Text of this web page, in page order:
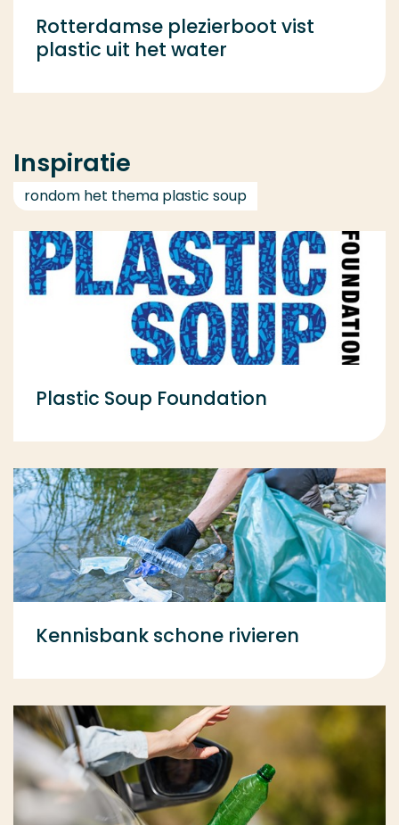
Rotterdamse plezierboot vist
plastic uit het water
Inspiratie
rondom het thema plastic soup
Plastic Soup Foundation
Kennisbank schone rivieren